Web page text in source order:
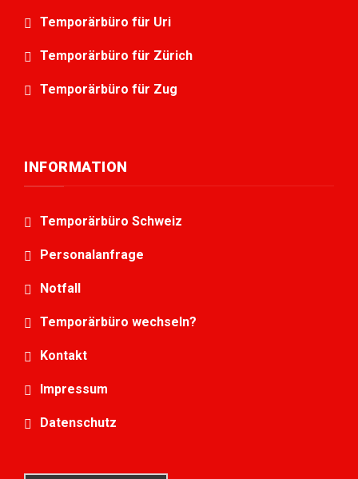
Temporärbüro für Uri
Temporärbüro für Zürich
Temporärbüro für Zug
INFORMATION
Temporärbüro Schweiz
Personalanfrage
Notfall
Temporärbüro wechseln?
Kontakt
Impressum
Datenschutz